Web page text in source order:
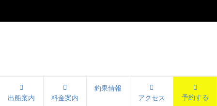
出船案内 料金案内
釣果情報
アクセス
予約する